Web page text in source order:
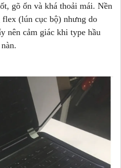
gõ ổn và khá thoải mái. Nền
(lún cục bộ) nhưng do
nên cảm giác khi type hầu